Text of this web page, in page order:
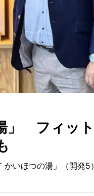
」 フィット
いほつの湯」（開発5）